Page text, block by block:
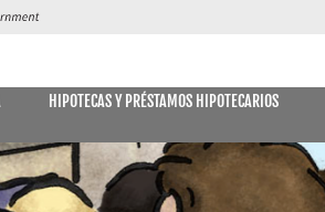
CUENTAS DE AHORRO y CD
HIPOTECAS Y PRÉSTAMOS HIPOTECARIOS